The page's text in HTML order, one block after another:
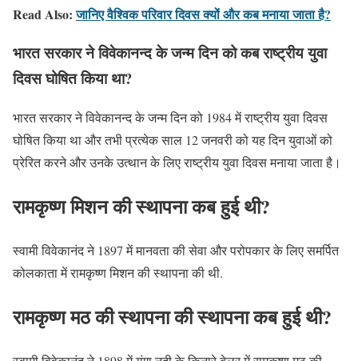
Read Also:जानिए वैश्विक परिवार दिवस क्यों और कब मनाया जाता है?
भारत सरकार ने विवेकानन्द के जन्म दिन को कब राष्ट्रीय युवा
दिवस घोषित किया था?
भारत सरकार ने विवेकानन्द के जन्म दिन को 1984 में राष्ट्रीय युवा दिवस
घोषित किया था और तभी प्रत्येक साल 12 जनवरी को यह दिन युवाओं को
प्रेरित करने और उनके उत्थान के लिए राष्ट्रीय युवा दिवस मनाया जाता है।
रामकृष्ण मिशन की स्थापना कब हुई थी?
स्वामी विवेकानंद ने 1897 में मानवता की सेवा और परोपकार के लिए समर्पित
कोलकाता में रामकृष्ण मिशन की स्थापना की थी.
रामकृष्ण मठ की स्थापना की स्थापना कब हुई थी?